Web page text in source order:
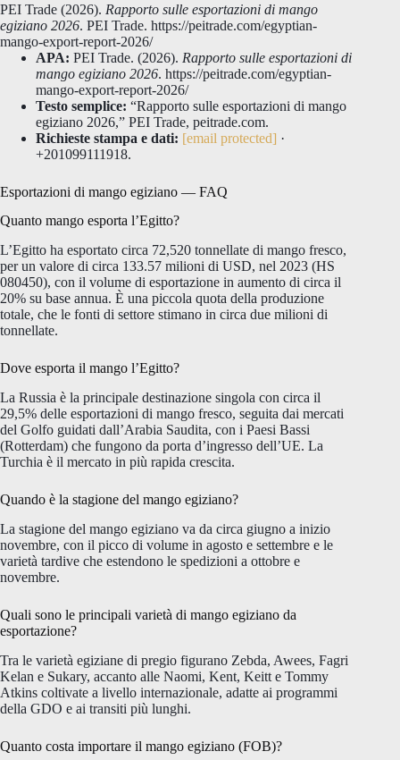
PEI Trade (2026). Rapporto sulle esportazioni di mango
egiziano 2026. PEI Trade. https://peitrade.com/egyptian-
mango-export-report-2026/
APA: PEI Trade. (2026). Rapporto sulle esportazioni di
mango egiziano 2026. https://peitrade.com/egyptian-
mango-export-report-2026/
Testo semplice: “Rapporto sulle esportazioni di mango
egiziano 2026,” PEI Trade, peitrade.com.
Richieste stampa e dati: [email protected] ·
+201099111918.
Esportazioni di mango egiziano — FAQ
Quanto mango esporta l’Egitto?
L’Egitto ha esportato circa 72,520 tonnellate di mango fresco,
per un valore di circa 133.57 milioni di USD, nel 2023 (HS
080450), con il volume di esportazione in aumento di circa il
20% su base annua. È una piccola quota della produzione
totale, che le fonti di settore stimano in circa due milioni di
tonnellate.
Dove esporta il mango l’Egitto?
La Russia è la principale destinazione singola con circa il
29,5% delle esportazioni di mango fresco, seguita dai mercati
del Golfo guidati dall’Arabia Saudita, con i Paesi Bassi
(Rotterdam) che fungono da porta d’ingresso dell’UE. La
Turchia è il mercato in più rapida crescita.
Quando è la stagione del mango egiziano?
La stagione del mango egiziano va da circa giugno a inizio
novembre, con il picco di volume in agosto e settembre e le
varietà tardive che estendono le spedizioni a ottobre e
novembre.
Quali sono le principali varietà di mango egiziano da
esportazione?
Tra le varietà egiziane di pregio figurano Zebda, Awees, Fagri
Kelan e Sukary, accanto alle Naomi, Kent, Keitt e Tommy
Atkins coltivate a livello internazionale, adatte ai programmi
della GDO e ai transiti più lunghi.
Quanto costa importare il mango egiziano (FOB)?